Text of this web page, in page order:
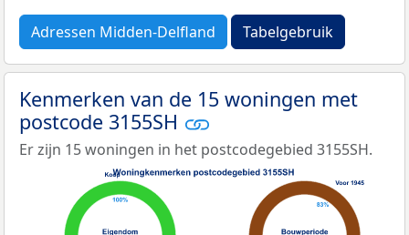
Adressen Midden-Delfland Tabelgebruik
Kenmerken van de 15 woningen met
postcode 3155SH
Er zijn 15 woningen in het postcodegebied 3155SH.